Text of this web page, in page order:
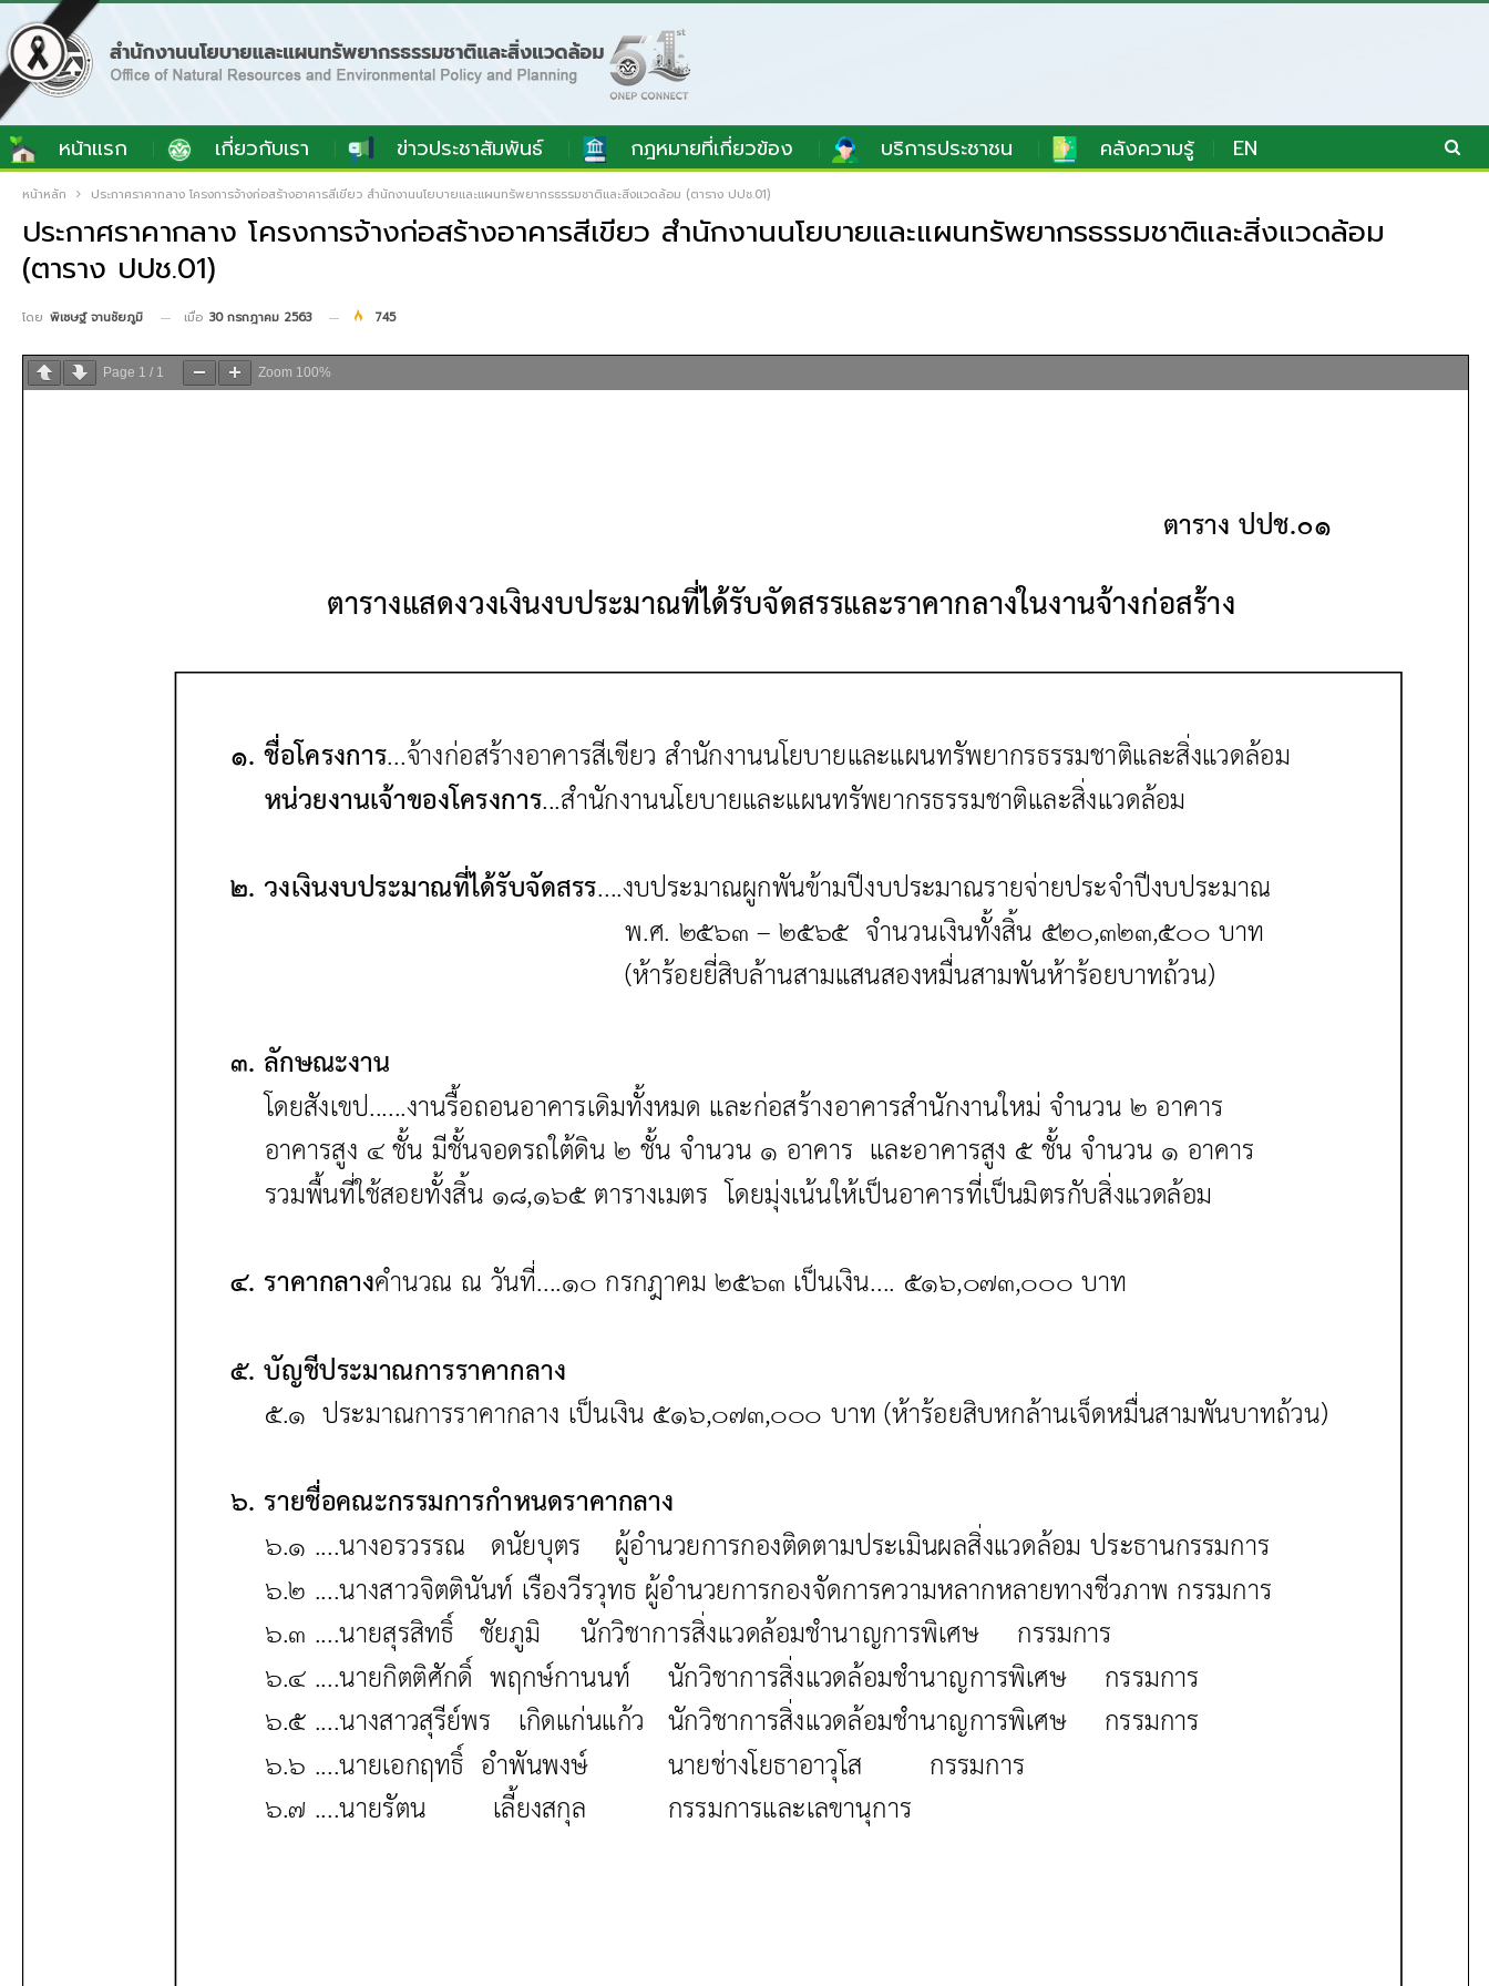
หน้าแรก เกี่ยวกับเรา ข่าวประชาสัมพันธ์ กฎหมายที่เกี่ยวข้อง บริการประชาชน คลังความรู้ EN
หน้าหลัก ประกาศราคากลาง โครงการจ้างก่อสร้างอาคารสีเขียว สำนักงานนโยบายและแผนทรัพยากรธรรมชาติและสิ่งแวดล้อม (ตาราง ปปช.01)
ประกาศราคากลาง โครงการจ้างก่อสร้างอาคารสีเขียว สำนักงานนโยบายและแผนทรัพยากรธรรมชาติและสิ่งแวดล้อม
(ตาราง ปปช.01)
โดย พิเชษฐ์ จานชัยภูมิ เมื่อ 30 กรกฎาคม 2563 745
Page 1 / 1 Zoom 100%